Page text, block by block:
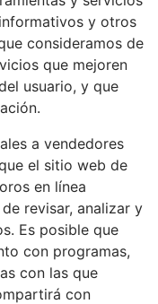
y otros
consideramos de
que mejoren
usuario, y que
a vendedores
el sitio web de
en línea
revisar, analizar y
Es posible que
con programas,
con las que
con